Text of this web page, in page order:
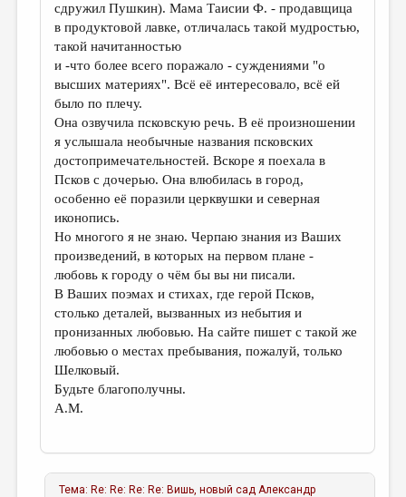
сдружил Пушкин). Мама Таисии Ф. - продавщица
в продуктовой лавке, отличалась такой мудростью,
такой начитанностью
и -что более всего поражало - суждениями "о
высших материях". Всё её интересовало, всё ей
было по плечу.
Она озвучила псковскую речь. В её произношении
я услышала необычные названия псковских
достопримечательностей. Вскоре я поехала в
Псков с дочерью. Она влюбилась в город,
особенно её поразили церквушки и северная
иконопись.
Но многого я не знаю. Черпаю знания из Ваших
произведений, в которых на первом плане -
любовь к городу о чём бы вы ни писали.
В Ваших поэмах и стихах, где герой Псков,
столько деталей, вызванных из небытия и
пронизанных любовью. На сайте пишет с такой же
любовью о местах пребывания, пожалуй, только
Шелковый.
Будьте благополучны.
А.М.
Тема: Re: Re: Re: Re: Вишь, новый сад Александр